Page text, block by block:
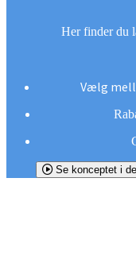
Her finder du
Vælg
Se konceptet i